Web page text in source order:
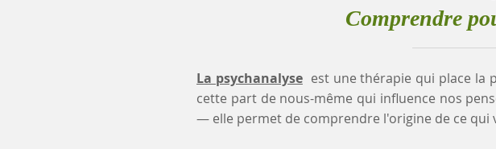
Comprendre
La psychanalyse est une thérapie qui place la
cette part de nous-même qui influence nos
— elle permet de comprendre l'origine de ce qui